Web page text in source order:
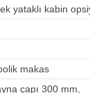
yataklı kabin
makas
çapı 300 mm,